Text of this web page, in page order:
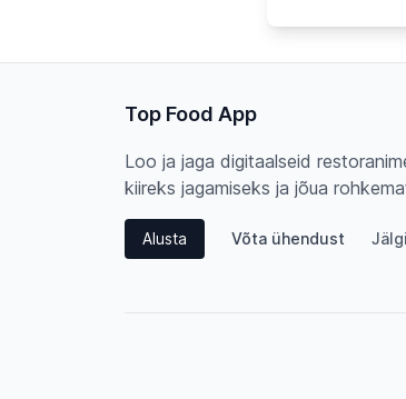
Top Food App
Loo ja jaga digitaalseid
kiireks jagamiseks ja jõua
Alusta Võta ühendust